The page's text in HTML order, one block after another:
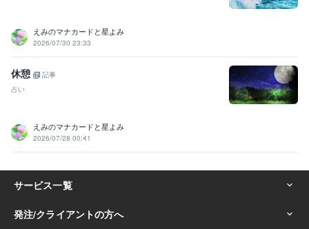
えみのマナカードと星よみ
2026/07/30 23:33
休憩
記事
占い
えみのマナカードと星よみ
2026/07/28 00:41